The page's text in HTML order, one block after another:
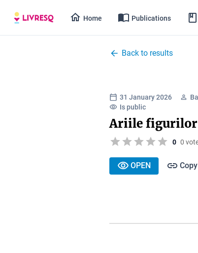
Home Publications
Back to results
31 January 2026
Is public
Ariile figurilor
0 0
OPEN